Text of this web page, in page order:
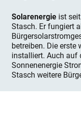
Solarenergie ist
Stasch. Er fungiert
betreiben. Die
installiert. Auch auf
Sonnenenergie
Stasch weitere